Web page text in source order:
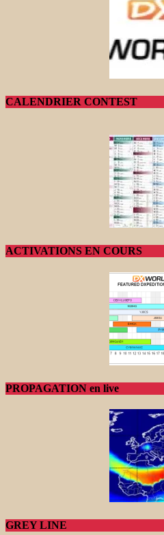
CALENDRIER CONTEST
ACTIVATIONS EN COURS
PROPAGATION en live
GREY LINE